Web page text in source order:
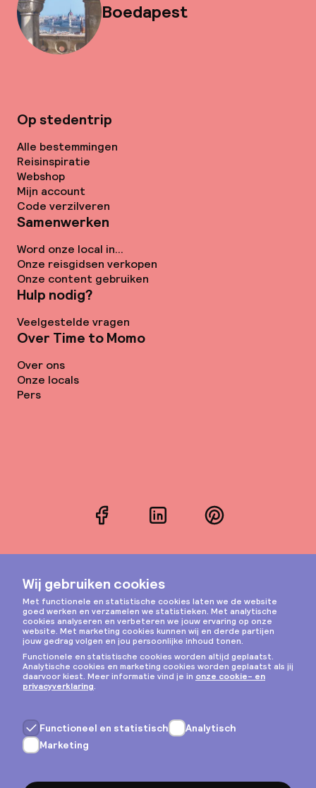
Boedapest
Op stedentrip
Alle bestemmingen
Reisinspiratie
Webshop
Mijn account
Code verzilveren
Samenwerken
Word onze local in...
Onze reisgidsen verkopen
Onze content gebruiken
Hulp nodig?
Veelgestelde vragen
Over Time to Momo
Over ons
Onze locals
Pers
FacebookLinkedInPinterest
Instagram
Privacy & cookies
Algemene voorwaarden